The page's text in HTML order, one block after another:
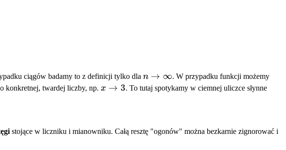
ciągów badamy to z definicji tylko dla n \to
\infty
n → ∞. W przypadku funkcji możemy
konkretnej, twardej liczby, np. x
x → 3. To tutaj spotykamy w ciemnej uliczce słynne
stojące w liczniku i mianowniku. Całą resztę "ogonów" można bezkarnie zignorować i